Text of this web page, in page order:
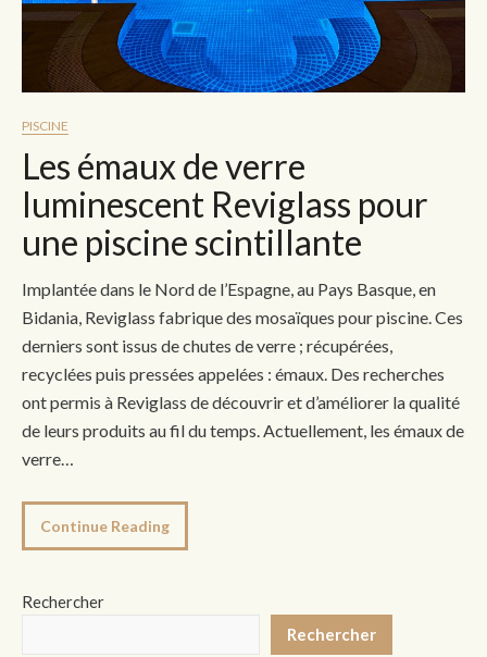
PISCINE
Les émaux de verre
luminescent Reviglass pour
une piscine scintillante
Implantée dans le Nord de l’Espagne, au Pays Basque, en
Bidania, Reviglass fabrique des mosaïques pour piscine. Ces
derniers sont issus de chutes de verre ; récupérées,
recyclées puis pressées appelées : émaux. Des recherches
ont permis à Reviglass de découvrir et d’améliorer la qualité
de leurs produits au fil du temps. Actuellement, les émaux de
verre…
Continue Reading
Rechercher
Rechercher